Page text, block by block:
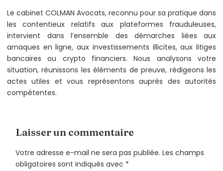
Le cabinet COLMAN Avocats, reconnu pour sa pratique dans
les contentieux relatifs aux plateformes frauduleuses,
intervient dans l’ensemble des démarches liées aux
arnaques en ligne, aux investissements illicites, aux litiges
bancaires ou crypto financiers. Nous analysons votre
situation, réunissons les éléments de preuve, rédigeons les
actes utiles et vous représentons auprès des autorités
compétentes.
Laisser un commentaire
Votre adresse e-mail ne sera pas publiée. Les champs
obligatoires sont indiqués avec *